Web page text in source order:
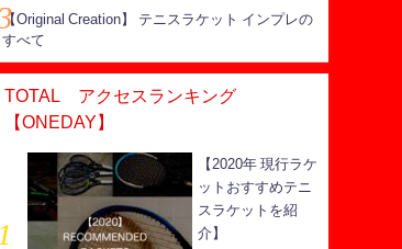
【Original Creation】 テニスラケット インプレの
すべて
TOTAL アクセスランキング
【ONEDAY】
【2020年 現行ラケ
ットおすすめテニ
スラケットを紹
介】